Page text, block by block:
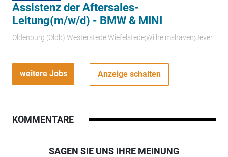
Assistenz der Aftersales-
Leitung(m/w/d) - BMW & MINI
Oldenburg (Oldb);Westerstede;Wiefelstede;Wilhelmshaven;Jever
weitere Jobs Anzeige schalten
KOMMENTARE
SAGEN SIE UNS IHRE MEINUNG